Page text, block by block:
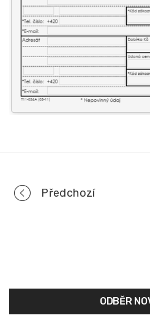
Portfolio
Předchozí
ODBĚR